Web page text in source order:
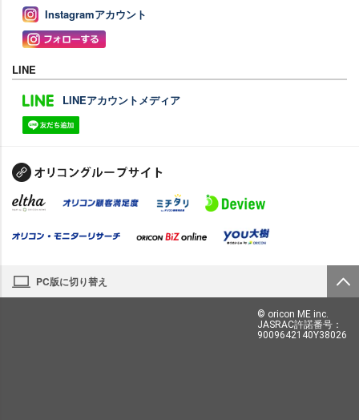
Instagramアカウント
LINE
LINEアカウントメディア
PC版に切り替え
© oricon ME inc.
JASRAC許諾番号：
9009642140Y38026